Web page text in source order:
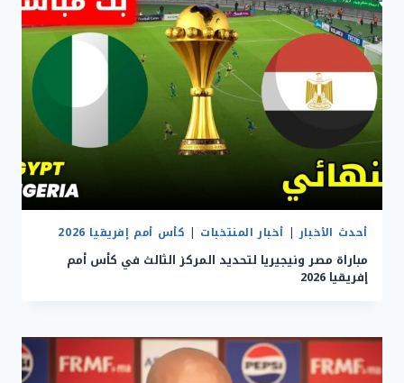
أحدث الأخبار| أخبار المنتخبات | كأس أمم إفريقيا 2026
مباراة مصر ونيجيريا لتحديد المركز الثالث في كأس أمم
إفريقيا 2026